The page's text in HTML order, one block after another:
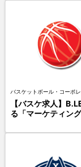
バスケットボール・コーポ
【バスケ求人】
る「マーケティング